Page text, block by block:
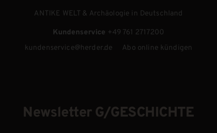
ANTIKE WELT & Archäologie in Deutschland
Kundenservice +49 761 2717200
kundenservice@herder.de
Abo online kündigen
Newsletter G/GESCHICHTE